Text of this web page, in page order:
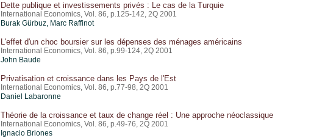
Dette publique et investissements privés : Le cas de la Turquie
International Economics, Vol. 86, p.125-142, 2Q 2001
Burak Gürbuz, Marc Raffinot
L'effet d'un choc boursier sur les dépenses des ménages américains
International Economics, Vol. 86, p.99-124, 2Q 2001
John Baude
Privatisation et croissance dans les Pays de l'Est
International Economics, Vol. 86, p.77-98, 2Q 2001
Daniel Labaronne
Théorie de la croissance et taux de change réel : Une approche néoclassique
International Economics, Vol. 86, p.49-76, 2Q 2001
Ignacio Briones